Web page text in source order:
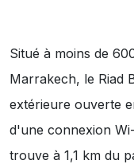
Situé à moins de
Marrakech, le Riad
extérieure ouverte
d'une connexion
trouve à 1,1 km du